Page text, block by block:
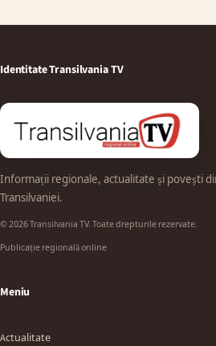
Identitate Transilvania TV
Informații regionale, actualitate și povești
Transilvaniei.
© 2026 Transilvania TV. Toate drepturile rezervate.
Publicație regională online
Meniu
Actualitate